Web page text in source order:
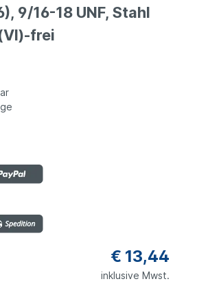
9/16-18 UNF, Stahl
frei
€ 13,44
inklusive Mwst.